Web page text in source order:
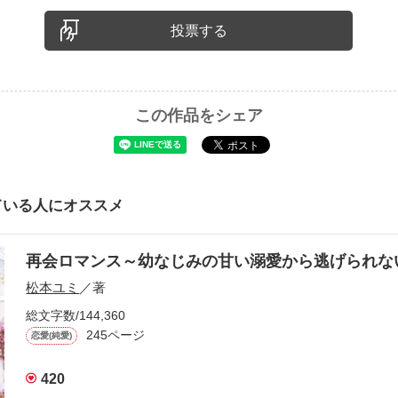
投票する
この作品をシェア
る人にオススメ
再会ロマンス～幼なじみの甘い溺愛から逃げられな
松本ユミ ／著
総文字数/144,360
恋愛(純愛) 245ページ
420